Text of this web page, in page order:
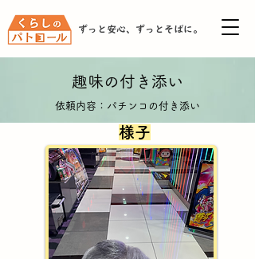
ずっと安心、ずっとそばに。
趣味の付き添い
依頼内容：パチンコの付き添い
様子